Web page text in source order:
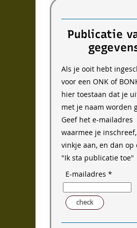
Publicatie
Als je ooit hebt
voor een ONK of
hier toestaan dat je
met je naam worden
Geef het e-mailadres
waarmee je
vinkje aan, en dan op
"Ik sta publicatie toe"
E-mailadres *
check
ONK
Archief
ONK archief
Wedstrijden
Uitslagen
Over
Reactie
Reactie